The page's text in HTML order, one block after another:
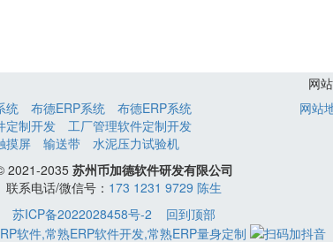
统 布德ERP系统
布德ERP系统
定制开发
工厂管理软件定制开发
摸屏 输送带 水泥压力试验机
网
网站
2021-2035 苏州币加德软件研发有限公司
联系电话/微信号： 173 1231 9729 陈生
苏ICP备2022028458号-2
回到顶部